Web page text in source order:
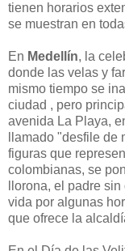
tienen horarios
se muestran en
En Medellín, la
donde las velas y
mismo tiempo se
ciudad , pero
avenida La Playa,
llamado "desfile
figuras que
colombianas, se
llorona, el padre
vida por algunas
que ofrece la